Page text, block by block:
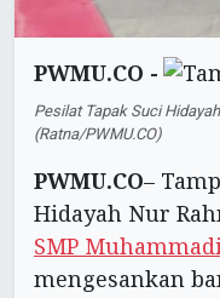
PWMU.CO -
Pesilat Tapak Suci
(Ratna/PWMU.CO)
PWMU.CO–
Hidayah Nur
SMP
mengesankan